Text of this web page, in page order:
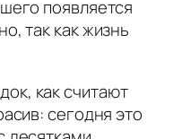
появляется
так как жизнь
как считают
сегодня это